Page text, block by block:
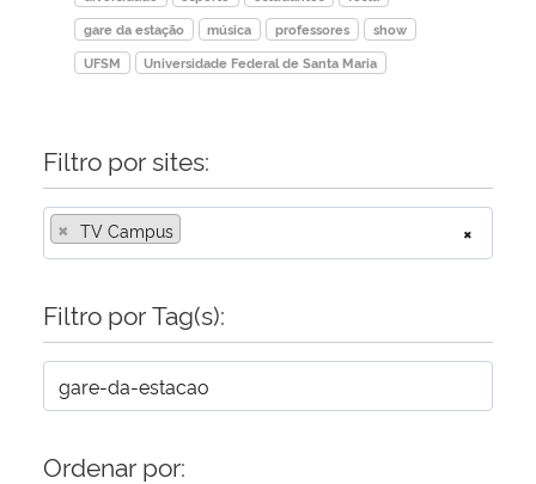
Ministério do Turismo
Ministério do Desenvolvimento Regional
Secretaria-Geral
Secretaria de Governo
Gabinete de Segurança Institucional
gare da estação
música professores
show
UFSM
Universidade Federal de Santa Maria
Filtro por sites:
×
× TV Campus
Filtro por Tag(s):
Ordenar por: